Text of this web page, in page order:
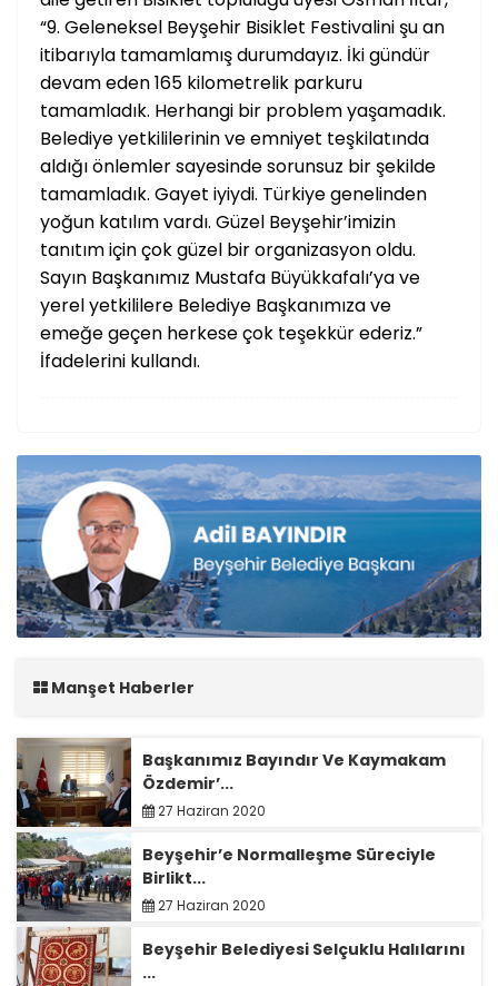
“9. Geleneksel Beyşehir Bisiklet Festivalini şu an
itibarıyla tamamlamış durumdayız. İki gündür
devam eden 165 kilometrelik parkuru
tamamladık. Herhangi bir problem yaşamadık.
Belediye yetkililerinin ve emniyet teşkilatında
aldığı önlemler sayesinde sorunsuz bir şekilde
tamamladık. Gayet iyiydi. Türkiye genelinden
yoğun katılım vardı. Güzel Beyşehir’imizin
tanıtım için çok güzel bir organizasyon oldu.
Sayın Başkanımız Mustafa Büyükkafalı’ya ve
yerel yetkililere Belediye Başkanımıza ve
emeğe geçen herkese çok teşekkür ederiz.”
İfadelerini kullandı.
Manşet Haberler
Başkanımız Bayındır Ve Kaymakam
Özdemir’...
27 Haziran 2020
Beyşehir’e Normalleşme Süreciyle
Birlikt...
27 Haziran 2020
Beyşehir Belediyesi Selçuklu Halılarını
...